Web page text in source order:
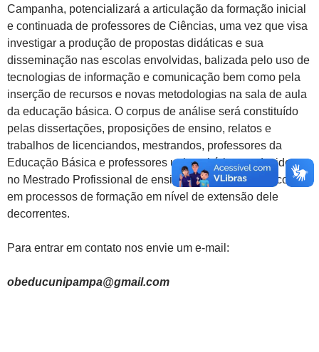
Campanha, potencializará a articulação da formação inicial
e continuada de professores de Ciências, uma vez que visa
investigar a produção de propostas didáticas e sua
disseminação nas escolas envolvidas, balizada pelo uso de
tecnologias de informação e comunicação bem como pela
inserção de recursos e novas metodologias na sala de aula
da educação básica. O corpus de análise será constituído
pelas dissertações, proposições de ensino, relatos e
trabalhos de licenciandos, mestrandos, professores da
Educação Básica e professores universitários produzidos
no Mestrado Profissional de ensino de Ciências bem como
em processos de formação em nível de extensão dele
decorrentes.
Para entrar em contato nos envie um e-mail:
obeducunipampa@gmail.com